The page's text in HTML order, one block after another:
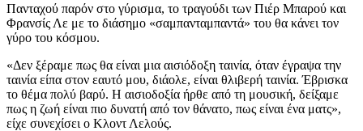
Πανταχού παρόν στο γύρισμα, το τραγούδι των Πιέρ Μπαρού και
Φρανσίς Λε με το διάσημο «σαμπανταμπαντά» του θα κάνει τον
γύρο του κόσμου.
«Δεν ξέραμε πως θα είναι μια αισιόδοξη ταινία, όταν έγραψα την
ταινία είπα στον εαυτό μου, διάολε, είναι θλιβερή ταινία. Έβρισκα
το θέμα πολύ βαρύ. Η αισιοδοξία ήρθε από τη μουσική, δείξαμε
πως η ζωή είναι πιο δυνατή από τον θάνατο, πως είναι ένα ματς»,
είχε συνεχίσει ο Κλοντ Λελούς.